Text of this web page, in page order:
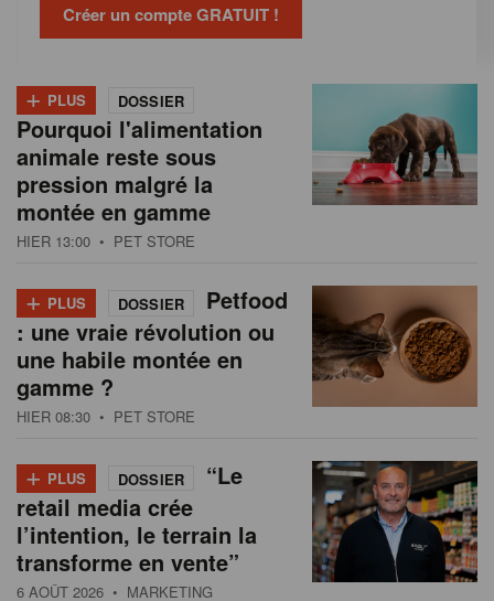
Créer un compte GRATUIT !
+ PLUS DOSSIER
Pourquoi l'alimentation
animale reste sous
pression malgré la
montée en gamme
HIER 13:00 • PET STORE
+ PLUS DOSSIER
Petfood
: une vraie révolution ou
une habile montée en
gamme ?
HIER 08:30 • PET STORE
+ PLUS DOSSIER
“Le
retail media crée
l’intention, le terrain la
transforme en vente”
6 AOÛT 2026 • MARKETING